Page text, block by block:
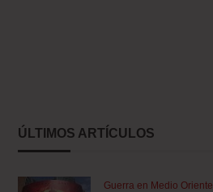
ÚLTIMOS ARTÍCULOS
Guerra en Medio Oriente